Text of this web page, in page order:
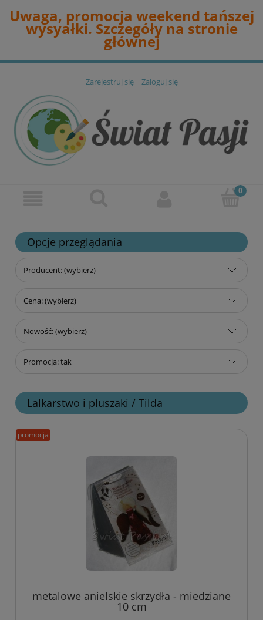
Uwaga, promocja weekend tańszej
wysyałki. Szczegóły na stronie
głównej
Zarejestruj się Zaloguj się
Opcje przeglądania
Producent: (wybierz)
Cena: (wybierz)
Nowość: (wybierz)
Promocja: tak
Lalkarstwo i pluszaki / Tilda
metalowe anielskie skrzydła - miedziane
10 cm
promocja